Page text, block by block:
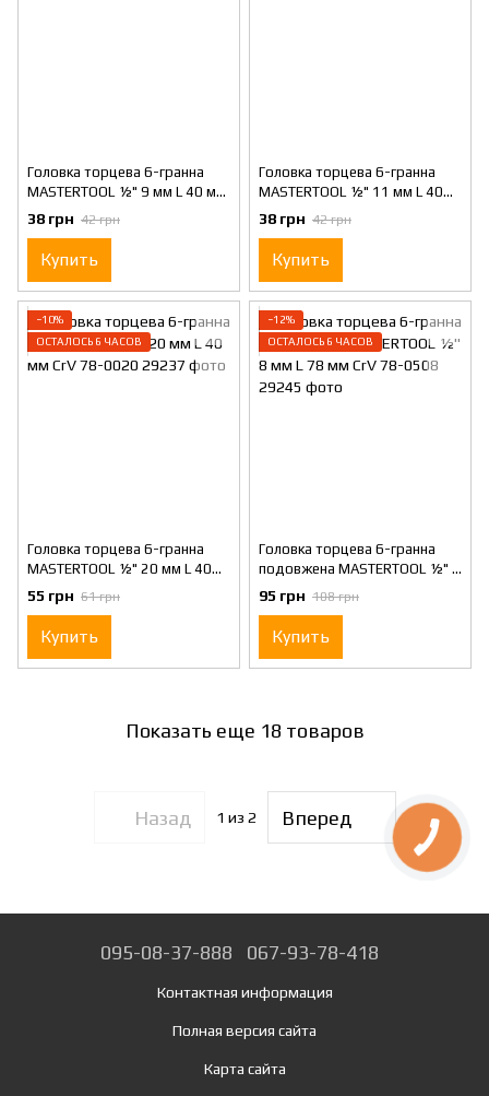
Головка торцева 6-гранна
MASTERTOOL ½" 9 мм L 40 мм
CrV 78-0009
38 грн 42 грн
Купить
Головка торцева 6-гранна
MASTERTOOL ½" 11 мм L 40
мм CrV 78-0011
38 грн 42 грн
Купить
−10%
ОСТАЛОСЬ 6 ЧАСОВ
Головка торцева 6-гранна
MASTERTOOL ½" 20 мм L 40
мм CrV 78-0020
55 грн 61 грн
Купить
−12%
ОСТАЛОСЬ 6 ЧАСОВ
Головка торцева 6-гранна
подовжена MASTERTOOL ½" 8
мм L 78 мм CrV 78-0508
95 грн 108 грн
Купить
Показать еще 18 товаров
Назад 1 из 2 Вперед
095-08-37-888 067-93-78-418
Контактная информация
Полная версия сайта
Карта сайта